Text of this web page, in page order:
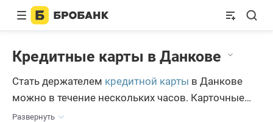
Кредитные карты в Данкове
Стать держателем кредитной карты в Данкове
можно в течение нескольких часов. Карточные
продукты продолжительное время составляют
Развернуть